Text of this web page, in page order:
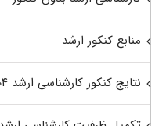
منابع کنکور ارشد
نتایج کنکور کارشناسی ارشد ۱۴۰۴